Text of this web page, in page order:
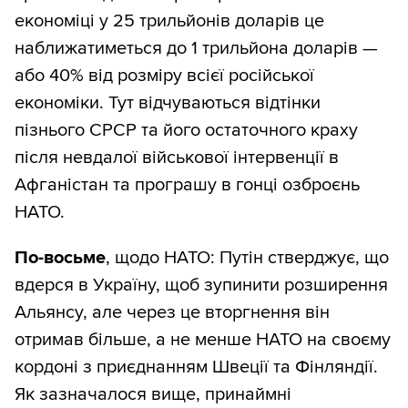
економіці у 25 трильйонів доларів це
наближатиметься до 1 трильйона доларів —
або 40% від розміру всієї російської
економіки. Тут відчуваються відтінки
пізнього СРСР та його остаточного краху
після невдалої військової інтервенції в
Афганістан та програшу в гонці озброєнь
НАТО.
По-восьме, щодо НАТО: Путін стверджує, що
вдерся в Україну, щоб зупинити розширення
Альянсу, але через це вторгнення він
отримав більше, а не менше НАТО на своєму
кордоні з приєднанням Швеції та Фінляндії.
Як зазначалося вище, принаймні